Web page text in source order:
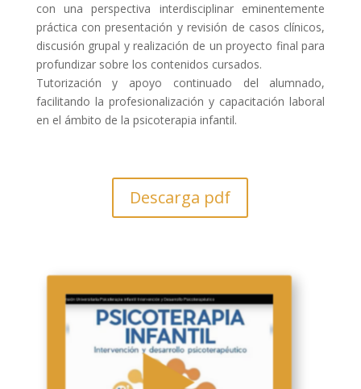
con una perspectiva interdisciplinar eminentemente
práctica con presentación y revisión de casos clínicos,
discusión grupal y realización de un proyecto final para
profundizar sobre los contenidos cursados.
Tutorización y apoyo continuado del alumnado,
facilitando la profesionalización y capacitación laboral
en el ámbito de la psicoterapia infantil.
Descarga pdf